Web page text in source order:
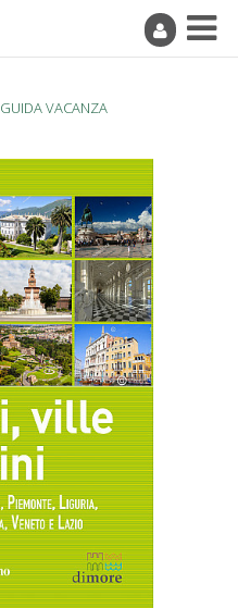
GUIDA VACANZA